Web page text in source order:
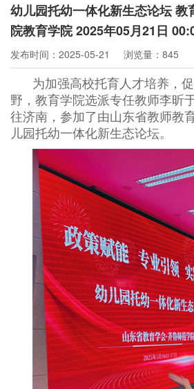
幼儿园托幼一体化新生态论坛 教
院教育学院 2025年05月21日
发布时间：2025-05-21 浏览量：845
为加强高校托育人才培养，
野，教育学院选派专任教师李昕
往济南，参加了由山东省教师教
儿园托幼一体化新生态论坛。